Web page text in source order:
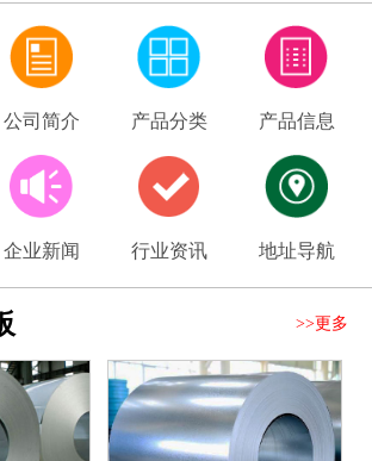
公司简介 产品分类 产品信息
企业新闻 行业资讯 地址导航
>>更多